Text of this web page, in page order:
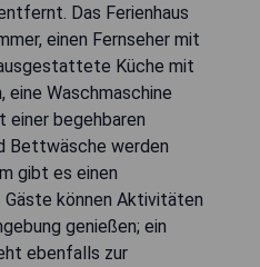
Das Ferienhaus
einen Fernseher mit
Küche mit
eine Waschmaschine
einer begehbaren
Bettwäsche werden
gibt es einen
Gäste können Aktivitäten
genießen; ein
ebenfalls zur